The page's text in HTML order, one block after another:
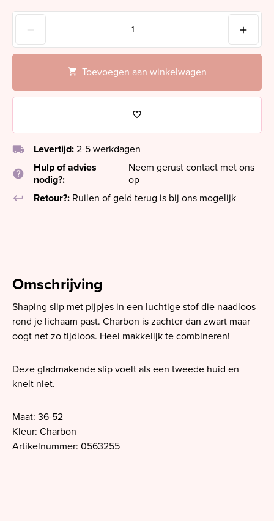
Toevoegen aan winkelwagen
local_shipping Levertijd: 2-5 werkdagen
help
Hulp of advies
nodig?:
Neem gerust contact met ons
op
keyboard_return
Retour?: Ruilen of geld terug is bij ons mogelijk
Omschrijving
Shaping slip met pijpjes in een luchtige stof die naadloos
rond je lichaam past. Charbon is zachter dan zwart maar
oogt net zo tijdloos. Heel makkelijk te combineren!
Deze gladmakende slip voelt als een tweede huid en
knelt niet.
Maat: 36-52
Kleur: Charbon
Artikelnummer: 0563255